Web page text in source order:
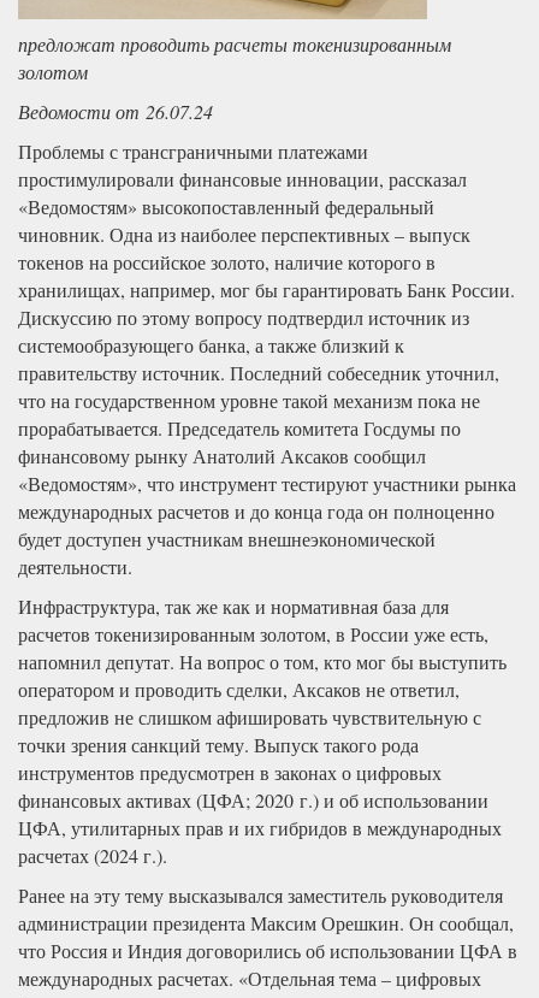
предложат проводить расчеты токенизированным
золотом
Ведомости от 26.07.24
Проблемы с трансграничными платежами
простимулировали финансовые инновации, рассказал
«Ведомостям» высокопоставленный федеральный
чиновник. Одна из наиболее перспективных – выпуск
токенов на российское золото, наличие которого в
хранилищах, например, мог бы гарантировать Банк России.
Дискуссию по этому вопросу подтвердил источник из
системообразующего банка, а также близкий к
правительству источник. Последний собеседник уточнил,
что на государственном уровне такой механизм пока не
прорабатывается. Председатель комитета Госдумы по
финансовому рынку Анатолий Аксаков сообщил
«Ведомостям», что инструмент тестируют участники рынка
международных расчетов и до конца года он полноценно
будет доступен участникам внешнеэкономической
деятельности.
Инфраструктура, так же как и нормативная база для
расчетов токенизированным золотом, в России уже есть,
напомнил депутат. На вопрос о том, кто мог бы выступить
оператором и проводить сделки, Аксаков не ответил,
предложив не слишком афишировать чувствительную с
точки зрения санкций тему. Выпуск такого рода
инструментов предусмотрен в законах о цифровых
финансовых активах (ЦФА; 2020 г.) и об использовании
ЦФА, утилитарных прав и их гибридов в международных
расчетах (2024 г.).
Ранее на эту тему высказывался заместитель руководителя
администрации президента Максим Орешкин. Он сообщал,
что Россия и Индия договорились об использовании ЦФА в
международных расчетах. «Отдельная тема – цифровых